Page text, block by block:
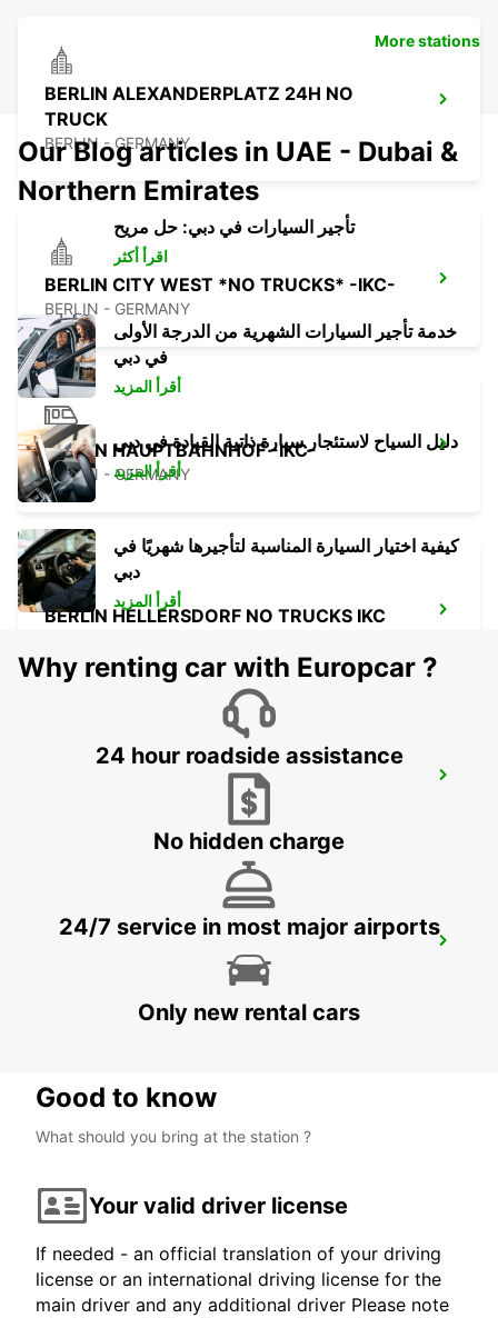
BERLIN ALEXANDERPLATZ 24H NO
TRUCK
BERLIN - GERMANY
BERLIN CITY WEST *NO TRUCKS* -IKC-
BERLIN - GERMANY
BERLIN HAUPTBAHNHOF -IKC-
BERLIN - GERMANY
BERLIN HELLERSDORF NO TRUCKS IKC
BERLIN NORTH REINICKENDORF -IKC-
More stations
Our Blog articles in UAE - Dubai &
Northern Emirates
تأجير السيارات في دبي: حل مريح
اقرأ أكثر
خدمة تأجير السيارات الشهرية من الدرجة الأولى
في دبي
أقرأ المزيد
دليل السياح لاستئجار سيارة ذاتية القيادة في دبي
أقرأ المزيد
كيفية اختيار السيارة المناسبة لتأجيرها شهريًا في
دبي
أقرأ المزيد
Why renting car with Europcar ?
24 hour roadside assistance
No hidden charge
24/7 service in most major airports
Only new rental cars
Good to know
What should you bring at the station ?
Your valid driver license
If needed - an official translation of your driving
license or an international driving license for the
main driver and any additional driver Please note